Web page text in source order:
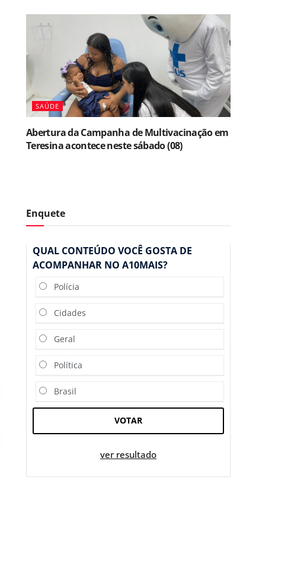
SAÚDE
Abertura da Campanha de Multivacinação em
Teresina acontece neste sábado (08)
Enquete
QUAL CONTEÚDO VOCÊ GOSTA DE
ACOMPANHAR NO A10MAIS?
Polícia
Cidades
Geral
Política
Brasil
VOTAR
ver resultado